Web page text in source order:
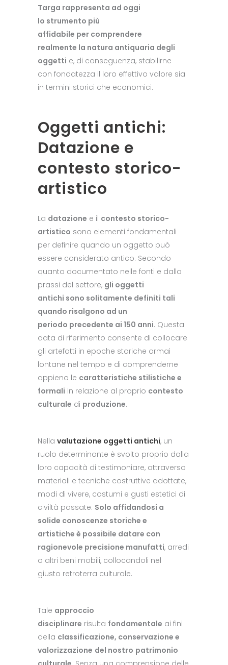
Targa rappresenta ad oggi
lo strumento più
affidabile per comprendere
realmente la natura antiquaria degli
oggetti e, di conseguenza, stabilirne
con fondatezza il loro effettivo valore sia
in termini storici che economici.
Oggetti antichi:
Datazione e
contesto storico-
artistico
La datazione e il contesto storico-
artistico sono elementi fondamentali
per definire quando un oggetto può
essere considerato antico. Secondo
quanto documentato nelle fonti e dalla
prassi del settore, gli oggetti
antichi sono solitamente definiti tali
quando risalgono ad un
periodo precedente ai 150 anni. Questa
data di riferimento consente di collocare
gli artefatti in epoche storiche ormai
lontane nel tempo e di comprenderne
appieno le caratteristiche stilistiche e
formali in relazione al proprio contesto
culturale di produzione.
Nella valutazione oggetti antichi, un
ruolo determinante è svolto proprio dalla
loro capacità di testimoniare, attraverso
materiali e tecniche costruttive adottate,
modi di vivere, costumi e gusti estetici di
civiltà passate. Solo affidandosi a
solide conoscenze storiche e
artistiche è possibile datare con
ragionevole precisione manufatti, arredi
o altri beni mobili, collocandoli nel
giusto retroterra culturale.
Tale approccio
disciplinare risulta fondamentale ai fini
della classificazione, conservazione e
valorizzazione del nostro patrimonio